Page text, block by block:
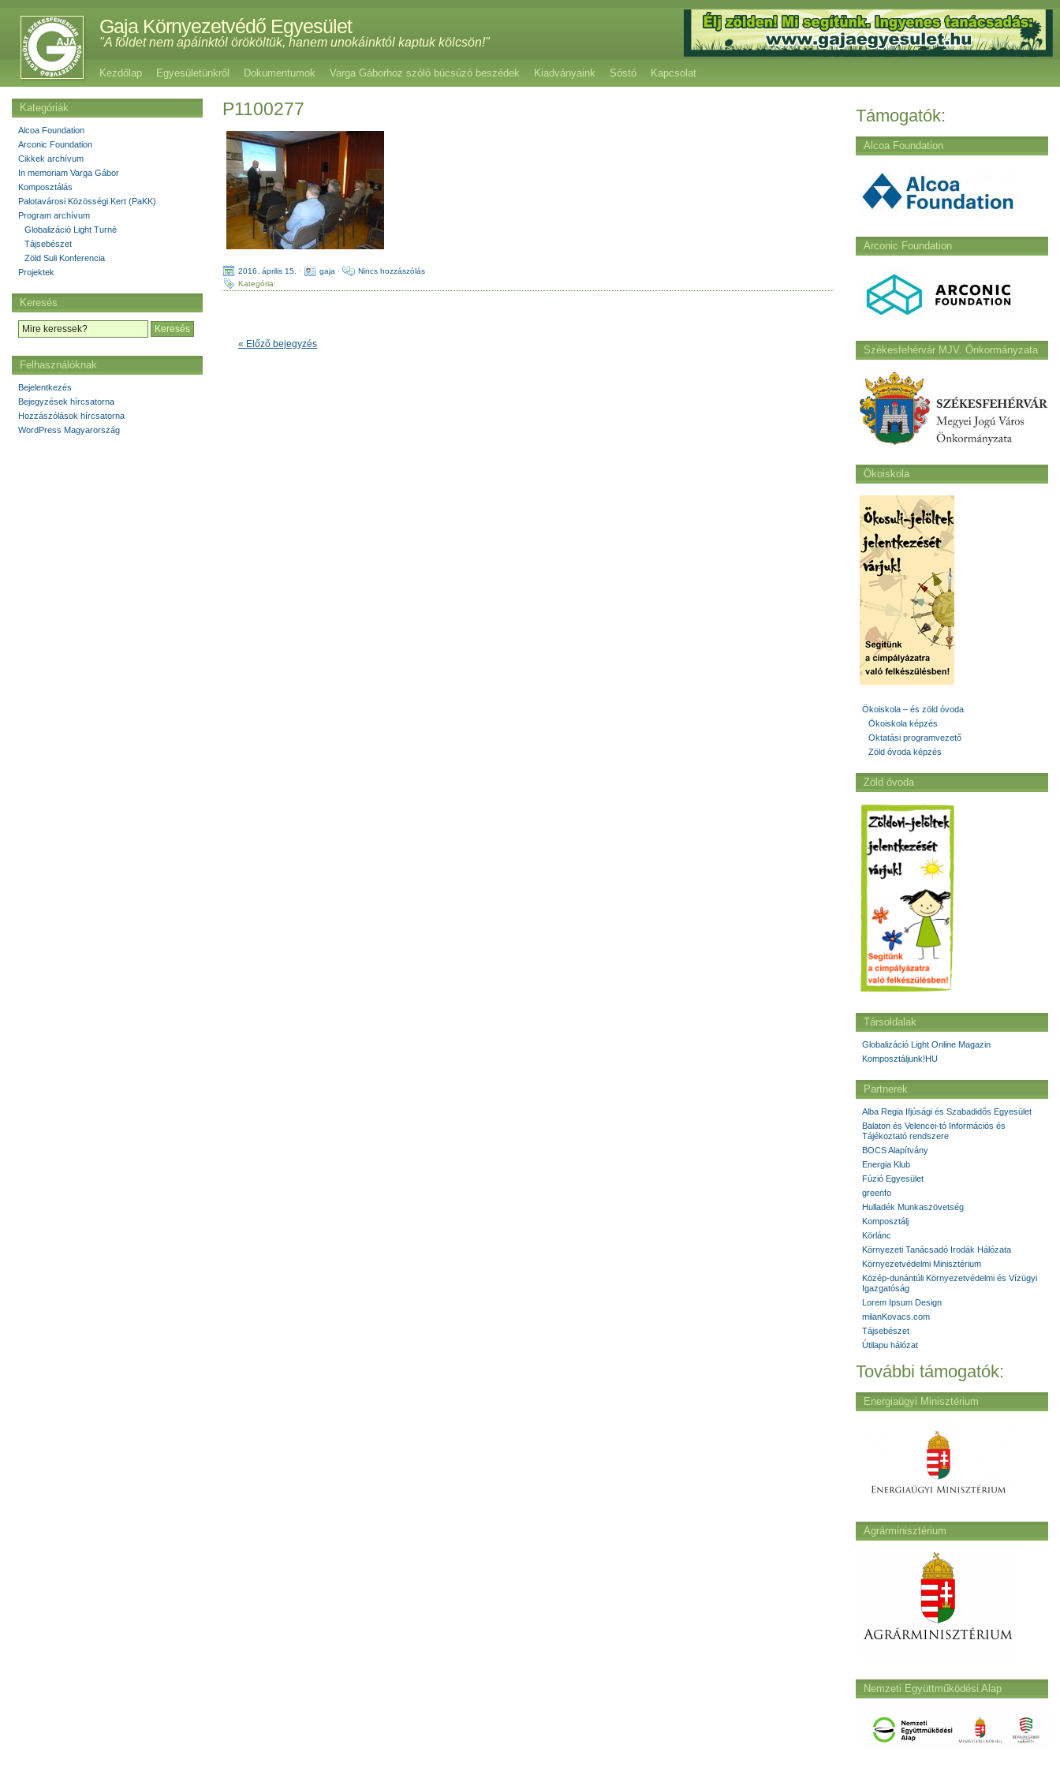
Gaja Környezetvédő Egyesület
"A földet nem apáinktól örököltük, hanem unokáinktól kaptuk kölcsön!"
Kezdőlap Egyesületünkről Dokumentumok Varga Gáborhoz szóló búcsúzó beszédek Kiadványaink Sóstó Kapcsolat
P1100277
2016. április 15. · gaja ·
Nincs hozzászólás
Kategória:
« Előző bejegyzés
Támogatók:
Alcoa Foundation
Arconic Foundation
Székesfehérvár MJV. Önkormányzata
Ökoiskola
Ökoiskola – és zöld óvoda
Ökoiskola képzés
Oktatási programvezető
Zöld óvoda képzés
Zöld óvoda
Társoldalak
Globalizáció Light Online Magazin
Komposztáljunk!HU
Partnerek
Alba Regia Ifjúsági és Szabadidős Egyesület
Balaton és Velencei-tó Információs és
Tájékoztató rendszere
BOCS Alapítvány
Energia Klub
Fúzió Egyesület
greenfo
Hulladék Munkaszövetség
Komposztálj
Körlánc
Környezeti Tanácsadó Irodák Hálózata
Környezetvédelmi Minisztérium
Közép-dunántúli Környezetvédelmi és Vízügyi
Igazgatóság
Lorem Ipsum Design
milanKovacs.com
Tájsebészet
Útilapu hálózat
További támogatók:
Energiaügyi Minisztérium
Agrárminisztérium
Nemzeti Együttműködési Alap
Kategóriák
Alcoa Foundation
Arconic Foundation
Cikkek archívum
In memoriam Varga Gábor
Komposztálás
Palotavárosi Közösségi Kert (PaKK)
Program archívum
Globalizáció Light Turné
Tájsebészet
Zöld Suli Konferencia
Projektek
Keresés
Felhasználóknak
Bejelentkezés
Bejegyzések hírcsatorna
Hozzászólások hírcsatorna
WordPress Magyarország